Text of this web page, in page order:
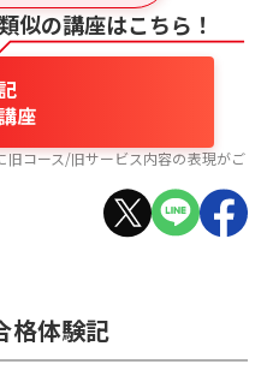
似の講座はこちら！
座
コース/旧サービス内容の表現がご
格体験記